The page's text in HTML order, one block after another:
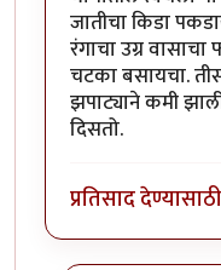
जातीचा किडा
रंगाचा उग्र वासाचा
चटका बसायचा. तीस
झपाट्याने कमी
दिसतो.
प्रतिसाद देण्यासाठी